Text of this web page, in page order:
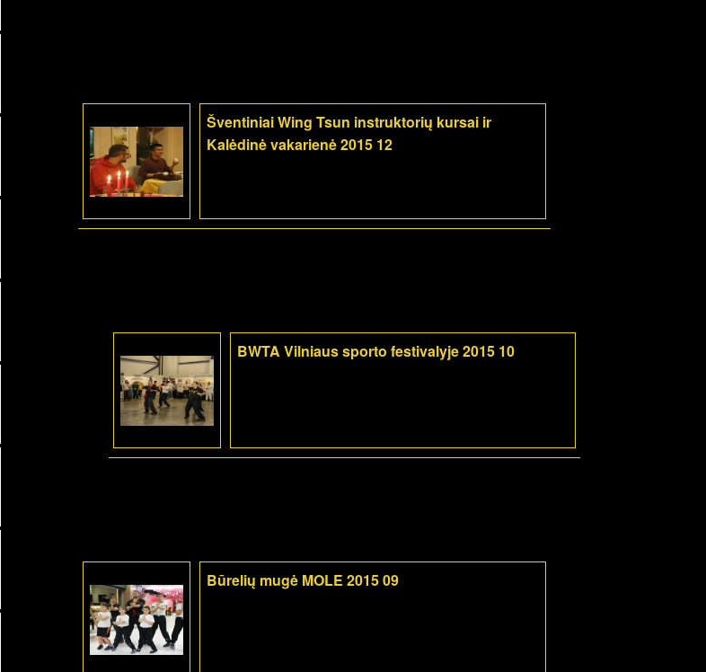
Šventiniai Wing Tsun instruktorių kursai ir
Kalėdinė vakarienė 2015 12
BWTA Vilniaus sporto festivalyje 2015 10
Būrelių mugė MOLE 2015 09